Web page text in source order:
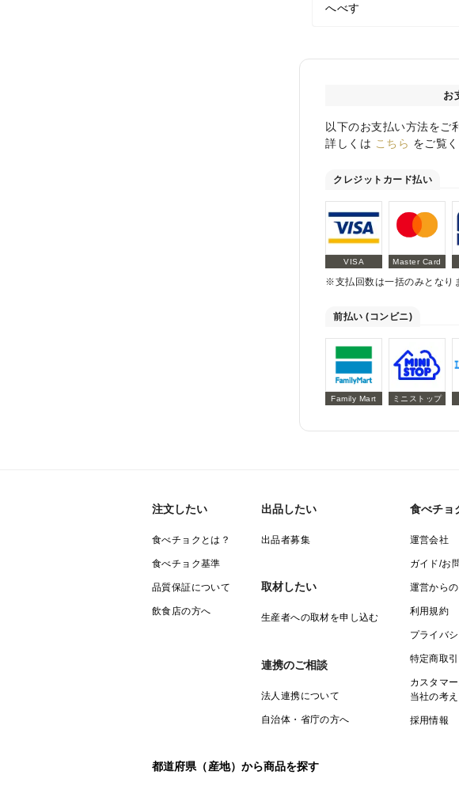
へべす
お
以下のお支払い方法をご
詳しくは こちら をご覧く
クレジットカード払い
VISA Master Card
※支払回数は一括のみとなり
前払い (コンビニ)
Family Mart ミニストップ
注文したい
食べチョクとは？
食べチョク基準
品質保証について
飲食店の方へ
出品したい
出品者募集
取材したい
生産者への取材を申し込む
連携のご相談
法人連携について
自治体・省庁の方へ
食べチョ
運営会社
ガイド/お
運営から
利用規約
プライバ
特定商取
カスタマ
当社の考
採用情報
都道府県（産地）から商品を探す